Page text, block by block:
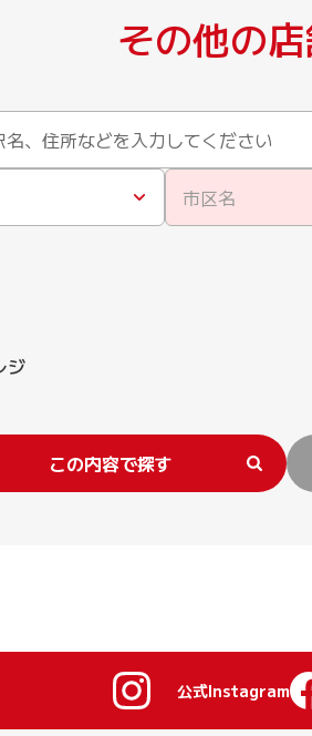
その他の
市区名
ジ
この内容で探す
公式Instagram